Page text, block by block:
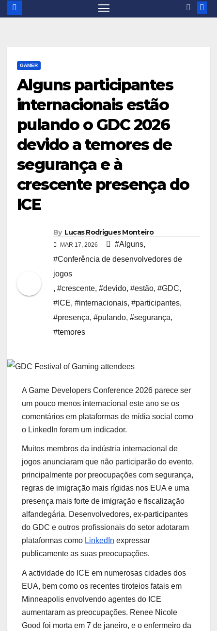
GAMER
Alguns participantes
internacionais estão
pulando o GDC 2026
devido a temores de
segurança e à
crescente presença do
ICE
By Lucas Rodrigues Monteiro
MAR 17, 2026 #Alguns,
#Conferência de desenvolvedores de
jogos
, #crescente, #devido, #estão, #GDC,
#ICE, #internacionais, #participantes,
#presença, #pulando, #segurança,
#temores
A Game Developers Conference 2026 parece ser
um pouco menos internacional este ano se os
comentários em plataformas de mídia social como
o LinkedIn forem um indicador.
Muitos membros da indústria internacional de
jogos anunciaram que não participarão do evento,
principalmente por preocupações com segurança,
regras de imigração mais rígidas nos EUA e uma
presença mais forte de imigração e fiscalização
alfandegária. Desenvolvedores, ex-participantes
do GDC e outros profissionais do setor adotaram
plataformas como LinkedIn expressar
publicamente as suas preocupações.
A actividade do ICE em numerosas cidades dos
EUA, bem como os recentes tiroteios fatais em
Minneapolis envolvendo agentes do ICE
aumentaram as preocupações. Renee Nicole
Good foi morta em 7 de janeiro, e o enfermeiro da